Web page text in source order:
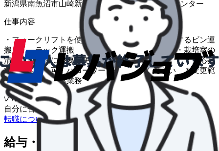
新潟県南魚沼市山崎新田８６０−１ 第５バイオセンター
仕事内容
・フォークリフトを使用した、きのこ栽培に使用するビン運
搬、 ラック運搬 ・生産ラインの機械操作 ・栽培室の
清掃 ※業務に必要な免許等は入社後取得可能 ＊「応募
前職場見学」可。ハローワークへご相談ください ＊変更範
囲：会社の定める業務
\ハローワークの求人も一括管理
自分に合う求人を探してもらう/
転職について相談する
給与・福利厚生